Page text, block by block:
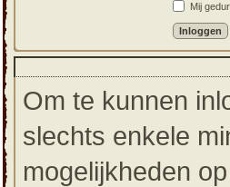
Mij
Om te kunnen
slechts enkele
mogelijkheden